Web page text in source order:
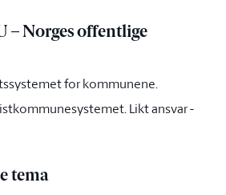
– Norges offentlige
for kommunene.
Likt ansvar -
tema